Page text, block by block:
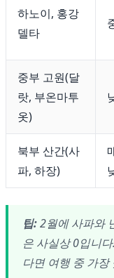
하노이, 홍강
델타
중부 고원(달
랏, 부온마투
옷)
북부 산간(사
파, 하장)
팁:2월에 사파와
은 사실상 0입니
다면 여행 중 가